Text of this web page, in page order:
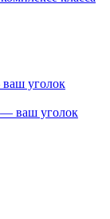
ваш уголок